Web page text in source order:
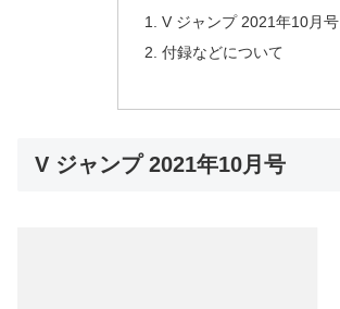
V ジャンプ 2021年10月号
付録などについて
V ジャンプ 2021年10月号